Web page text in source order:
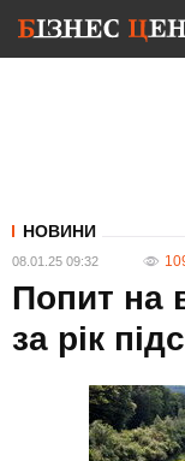
НОВИНИ
08.01.25 09:32
Попит на
за рік